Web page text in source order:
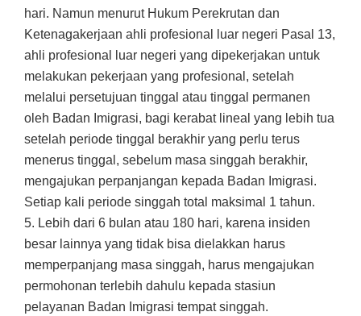
hari. Namun menurut Hukum Perekrutan dan
Ketenagakerjaan ahli profesional luar negeri Pasal 13,
ahli profesional luar negeri yang dipekerjakan untuk
melakukan pekerjaan yang profesional, setelah
melalui persetujuan tinggal atau tinggal permanen
oleh Badan Imigrasi, bagi kerabat lineal yang lebih tua
setelah periode tinggal berakhir yang perlu terus
menerus tinggal, sebelum masa singgah berakhir,
mengajukan perpanjangan kepada Badan Imigrasi.
Setiap kali periode singgah total maksimal 1 tahun.
5. Lebih dari 6 bulan atau 180 hari, karena insiden
besar lainnya yang tidak bisa dielakkan harus
memperpanjang masa singgah, harus mengajukan
permohonan terlebih dahulu kepada stasiun
pelayanan Badan Imigrasi tempat singgah.